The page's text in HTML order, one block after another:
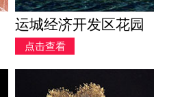
运城经济开发区花园
街大桥喷泉(造价435
点击查看